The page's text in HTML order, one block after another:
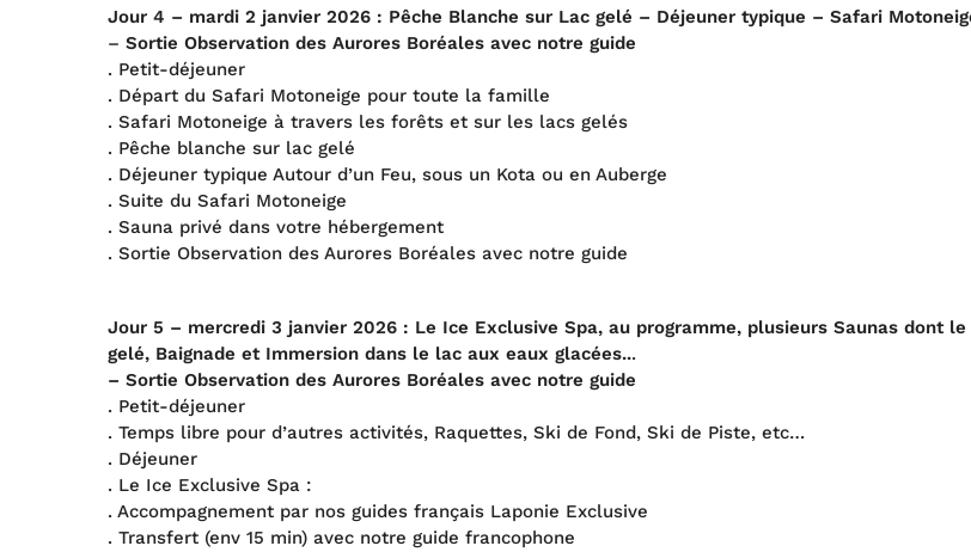
Jour 4 – mardi 2 janvier 2026 : Pêche Blanche sur Lac gelé – Déjeuner typique – Safari
– Sortie Observation des Aurores Boréales avec notre guide
. Petit-déjeuner
. Départ du Safari Motoneige pour toute la famille
. Safari Motoneige à travers les forêts et sur les lacs gelés
. Pêche blanche sur lac gelé
. Déjeuner typique Autour d’un Feu, sous un Kota ou en Auberge
. Suite du Safari Motoneige
. Sauna privé dans votre hébergement
. Sortie Observation des Aurores Boréales avec notre guide
Jour 5 – mercredi 3 janvier 2026 : Le Ice Exclusive Spa, au programme, plusieurs Saunas dont
gelé, Baignade et Immersion dans le lac aux eaux glacées...
– Sortie Observation des Aurores Boréales avec notre guide
. Petit-déjeuner
. Temps libre pour d’autres activités, Raquettes, Ski de Fond, Ski de Piste, etc…
. Déjeuner
. Le Ice Exclusive Spa :
. Accompagnement par nos guides français Laponie Exclusive
. Transfert (env 15 min) avec notre guide francophone